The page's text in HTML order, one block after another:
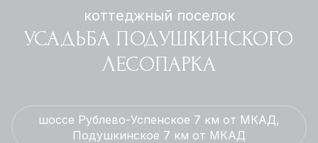
коттеджный поселок
УСАДЬБА ПОДУШКИНСКОГО
ЛЕСОПАРКА
шоссе Рублево-Успенское 7 км от МКАД,
Подушкинское 7 км от МКАД